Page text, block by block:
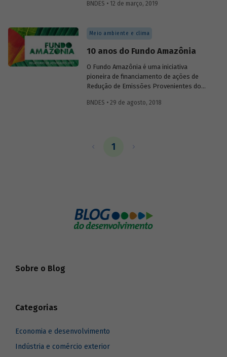
preservação permanente (APPs) e de
cumprimento de tal obrigação legal. Em
geral, considera-se que as atividades de
restauração apresentam custos elevados
e não oferecem retorno financeiro para
os proprietários de imóveis rurais. Os
benefícios são considerados difusos,
BNDES • 12 de março, 2019
Meio ambiente e clima
10 anos do Fundo Amazônia
O Fundo Amazônia é uma iniciativa
pioneira de financiamento de ações de
Redução de Emissões Provenientes do
Florestal (REDD+). Gerido pelo BNDES,
e combate ao desmatamento e de
BNDES • 29 de agosto, 2018
1
Sobre o Blog
Categorias
Economia e desenvolvimento
Indústria e comércio exterior